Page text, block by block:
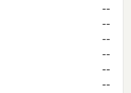
--
--
--
--
--
--